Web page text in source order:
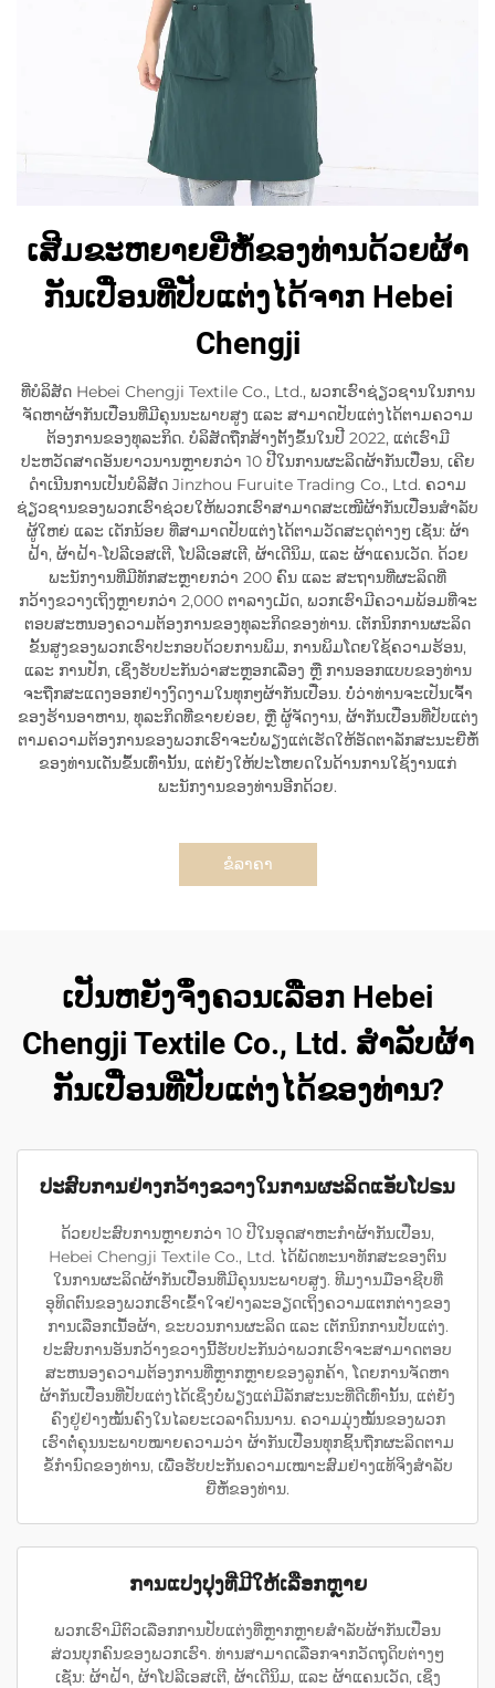
ເສີມຂະຫຍາຍຍີ່ຫໍ້ຂອງທ່ານດ້ວຍຜ້າ
ກັນເປື່ອນທີ່ປັບແຕ່ງໄດ້ຈາກ Hebei
Chengji
ທີ່ບໍລິສັດ Hebei Chengji Textile Co., Ltd., ພວກເຮົາຊ່ຽວຊານໃນການ
ຈັດຫາຜ້າກັນເປື່ອນທີ່ມີຄຸນນະພາບສູງ ແລະ ສາມາດປັບແຕ່ງໄດ້ຕາມຄວາມ
ຕ້ອງການຂອງທຸລະກິດ. ບໍລິສັດຖືກສ້າງຕັ້ງຂຶ້ນໃນປີ 2022, ແຕ່ເຮົາມີ
ປະຫວັດສາດອັນຍາວນານຫຼາຍກວ່າ 10 ປີໃນການຜະລິດຜ້າກັນເປື່ອນ, ເຄີຍ
ດຳເນີນການເປັນບໍລິສັດ Jinzhou Furuite Trading Co., Ltd. ຄວາມ
ຊ່ຽວຊານຂອງພວກເຮົາຊ່ວຍໃຫ້ພວກເຮົາສາມາດສະເໜີຜ້າກັນເປື່ອນສຳລັບ
ຜູ້ໃຫຍ່ ແລະ ເດັກນ້ອຍ ທີ່ສາມາດປັບແຕ່ງໄດ້ຕາມວັດສະດຸຕ່າງໆ ເຊັ່ນ: ຜ້າ
ຝ້າ, ຜ້າຝ້າ-ໂປລີເອສເຕີ, ໂປລີເອສເຕີ, ຜ້າເດີນິມ, ແລະ ຜ້າແຄນເວັດ. ດ້ວຍ
ພະນັກງານທີ່ມີທັກສະຫຼາຍກວ່າ 200 ຄົນ ແລະ ສະຖານທີ່ຜະລິດທີ່
ກວ້າງຂວາງເຖິງຫຼາຍກວ່າ 2,000 ຕາລາງເມັດ, ພວກເຮົາມີຄວາມພ້ອມທີ່ຈະ
ຕອບສະຫນອງຄວາມຕ້ອງການຂອງທຸລະກິດຂອງທ່ານ. ເຕັກນິກການຜະລິດ
ຂັ້ນສູງຂອງພວກເຮົາປະກອບດ້ວຍການພິມ, ການພິມໂດຍໃຊ້ຄວາມຮ້ອນ,
ແລະ ການປັກ, ເຊິ່ງຮັບປະກັນວ່າສະຫຼອກເລື່ອງ ຫຼື ການອອກແບບຂອງທ່ານ
ຈະຖືກສະແດງອອກຢ່າງງົດງາມໃນທຸກໆຜ້າກັນເປື່ອນ. ບໍ່ວ່າທ່ານຈະເປັນເຈົ້າ
ຂອງຮ້ານອາຫານ, ທຸລະກິດທີ່ຂາຍຍ່ອຍ, ຫຼື ຜູ້ຈັດງານ, ຜ້າກັນເປື່ອນທີ່ປັບແຕ່ງ
ຕາມຄວາມຕ້ອງການຂອງພວກເຮົາຈະບໍ່ພຽງແຕ່ເຮັດໃຫ້ອັດຕາລັກສະນະຍີ່ຫໍ້
ຂອງທ່ານເດັ່ນຂຶ້ນເທົ່ານັ້ນ, ແຕ່ຍັງໃຫ້ປະໂຫຍດໃນດ້ານການໃຊ້ງານແກ່
ພະນັກງານຂອງທ່ານອີກດ້ວຍ.
ຂໍລາຄາ
ເປັນຫຍັງຈຶ່ງຄວນເລືອກ Hebei
Chengji Textile Co., Ltd. ສຳລັບຜ້າ
ກັນເປື່ອນທີ່ປັບແຕ່ງໄດ້ຂອງທ່ານ?
ປະສົບການຢ່າງກວ້າງຂວາງໃນການຜະລິດແອັບໂປຣນ
ດ້ວຍປະສົບການຫຼາຍກວ່າ 10 ປີໃນອຸດສາຫະກຳຜ້າກັນເປື່ອນ,
Hebei Chengji Textile Co., Ltd. ໄດ້ພັດທະນາທັກສະຂອງຕົນ
ໃນການຜະລິດຜ້າກັນເປື່ອນທີ່ມີຄຸນນະພາບສູງ. ທີມງານມືອາຊີບທີ່
ອຸທິດຕົນຂອງພວກເຮົາເຂົ້າໃຈຢ່າງລະອຽດເຖິງຄວາມແຕກຕ່າງຂອງ
ການເລືອກເນື້ອຜ້າ, ຂະບວນການຜະລິດ ແລະ ເຕັກນິກການປັບແຕ່ງ.
ປະສົບການອັນກວ້າງຂວາງນີ້ຮັບປະກັນວ່າພວກເຮົາຈະສາມາດຕອບ
ສະຫນອງຄວາມຕ້ອງການທີ່ຫຼາກຫຼາຍຂອງລູກຄ້າ, ໂດຍການຈັດຫາ
ຜ້າກັນເປື່ອນທີ່ປັບແຕ່ງໄດ້ເຊິ່ງບໍ່ພຽງແຕ່ມີລັກສະນະທີ່ດີເທົ່ານັ້ນ, ແຕ່ຍັງ
ຄົງຢູ່ຢ່າງໝັ້ນຄົງໃນໄລຍະເວລາດົນນານ. ຄວາມມຸ່ງໝັ້ນຂອງພວກ
ເຮົາຕໍ່ຄຸນນະພາບໝາຍຄວາມວ່າ ຜ້າກັນເປື່ອນທຸກຊິ້ນຖືກຜະລິດຕາມ
ຂໍ້ກຳນົດຂອງທ່ານ, ເພື່ອຮັບປະກັນຄວາມເໝາະສົມຢ່າງແທ້ຈິງສຳລັບ
ຍີ່ຫໍ້ຂອງທ່ານ.
ການແປງປຸງທີ່ມີໃຫ້ເລືອກຫຼາຍ
ພວກເຮົາມີຕົວເລືອກການປັບແຕ່ງທີ່ຫຼາກຫຼາຍສຳລັບຜ້າກັນເປື່ອນ
ສ່ວນບຸກຄົນຂອງພວກເຮົາ. ທ່ານສາມາດເລືອກຈາກວັດຖຸດິບຕ່າງໆ
ເຊັ່ນ: ຜ້າຝ້າ, ຜ້າໂປລີເອສເຕີ, ຜ້າເດີນິມ, ແລະ ຜ້າແຄນເວັດ, ເຊິ່ງ